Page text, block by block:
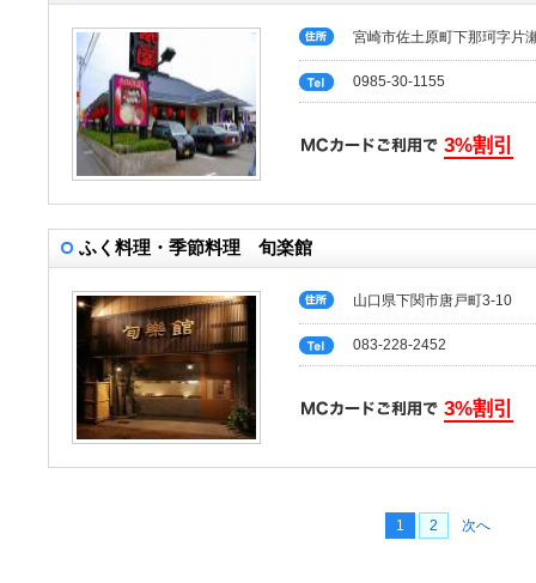
宮崎市佐土原町下那珂字片
0985-30-1155
3%割引
ふく料理・季節料理 旬楽館
山口県下関市唐戸町3-10
083-228-2452
3%割引
1 2 次へ